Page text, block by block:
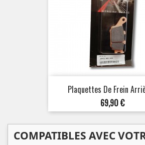
Plaquettes De Frein
Prix
69,90 €
COMPATIBLES AVEC